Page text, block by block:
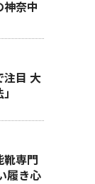
奈中
注目 大
靴専門
履き心